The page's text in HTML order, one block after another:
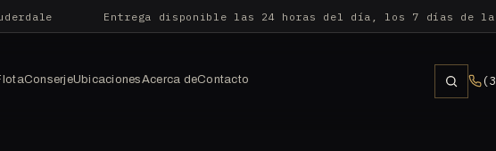
Entrega disponible las 24 horas del día, los 7 días de la
ConserjeUbicacionesAcerca deContacto